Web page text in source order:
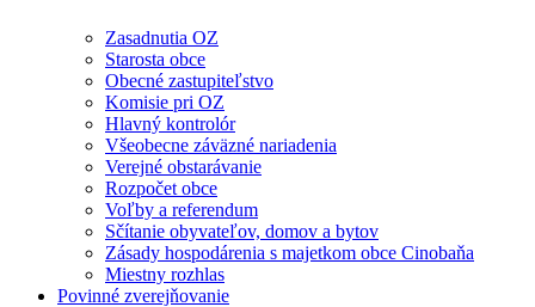
Zasadnutia OZ
Starosta obce
Obecné zastupiteľstvo
Komisie pri OZ
Hlavný kontrolór
Všeobecne záväzné nariadenia
Verejné obstarávanie
Rozpočet obce
Voľby a referendum
Sčítanie obyvateľov, domov a bytov
Zásady hospodárenia s majetkom obce Cinobaňa
Miestny rozhlas
Povinné zverejňovanie